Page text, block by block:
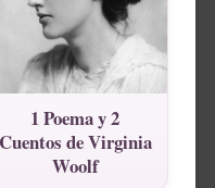
1 Poema y 2
Cuentos de Virginia
Woolf